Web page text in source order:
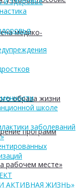
медико-
образа жизни
программ
рабочем месте»
школе
заболеваний
АКТИВНАЯ ЖИЗНЬ»